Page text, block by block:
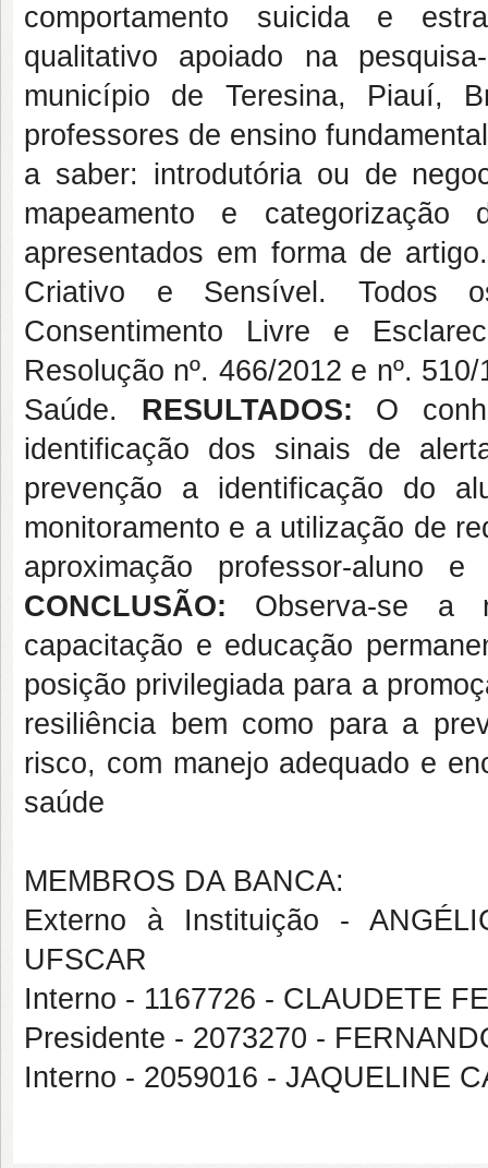
comportamento suicida e
qualitativo apoiado na
município de Teresina, Piauí,
professores de ensino
a saber: introdutória ou de
mapeamento e
apresentados em forma de
Criativo e Sensível. Todos
Consentimento Livre e
Resolução nº. 466/2012 e nº.
Saúde. RESULTADOS: O
identificação dos sinais de
prevenção a identificação do
monitoramento e a utilização de
aproximação professor-aluno
CONCLUSÃO: Observa-se a
capacitação e educação
posição privilegiada para a
resiliência bem como para a
risco, com manejo adequado e
saúde
MEMBROS DA BANCA:
Externo à Instituição -
UFSCAR
Interno - 1167726 - CLAUDETE
Presidente - 2073270 -
Interno - 2059016 - JAQUELINE